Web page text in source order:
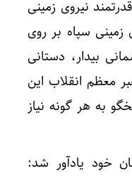
نیروی زمینی
زمینی سپاه بر روی
بیدار، دستانی
معظم انقلاب این
به هر گونه نیاز
خود یادآور شد: